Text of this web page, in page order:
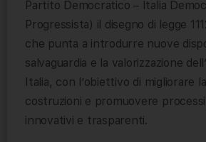
Partito Democratico – Italia
Progressista) il disegno di legge
che punta a introdurre nuove
salvaguardia e la valorizzazione
Italia, con l’obiettivo di migliorare
costruzioni e promuovere
innovativi e trasparenti.